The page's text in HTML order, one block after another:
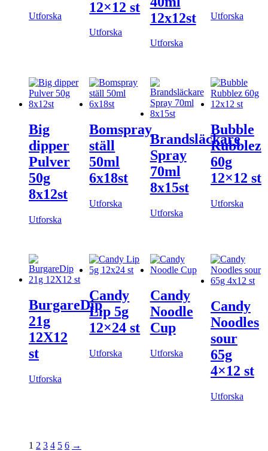
Utforska
12×12 st
Utforska
12x12st
Utforska
Utforska
Big
dipper
Pulver
50g
8x12st
Utforska
Bomspray
ställ
50ml
6x18st
Utforska
Brandsläckare
Spray
70ml
8x15st
Utforska
Bubble
Rubblez
60g
12×12 st
Utforska
BurgareDip
21g
12X12
st
Utforska
Candy
Lip 5g
12×24 st
Utforska
Candy
Noodle
Cup
Utforska
Candy
Noodles
sour
65g
4×12 st
Utforska
1 2 3 4 5 6 →